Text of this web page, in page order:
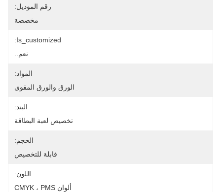
رقم الموديل:
مخصصة
Is_customized:
نعم..
المواد:
الورق والورق المقوى
البند:
تخصيص لعبة البطاقة
الحجم:
قابلة للتخصيص
اللون:
ألوان CMYK ، PMS